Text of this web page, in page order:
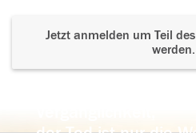
Jetzt anmelden um Teil
werden.